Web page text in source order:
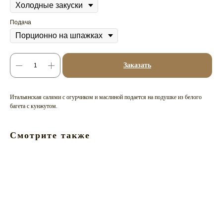
Подача
Заказать
Итальянская салями с огурчиком и маслиной подается на подушке из белого
багета с кунжутом.
Смотрите также